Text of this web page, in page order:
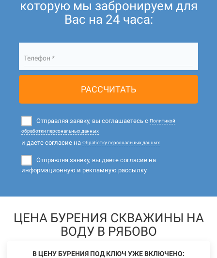
которую мы забронируем для
Вас на 24 часа:
Телефон *
РАССЧИТАТЬ
Отправляя заявку, вы соглашаетесь с Политикой
обработки персональных данных
и даете согласие на Обработку персональных данных
Отправляя заявку, вы даете согласие на
информационную и рекламную рассылку
ЦЕНА БУРЕНИЯ СКВАЖИНЫ НА
ВОДУ В РЯБОВО
В ЦЕНУ БУРЕНИЯ ПОД КЛЮЧ УЖЕ ВКЛЮЧЕНО: